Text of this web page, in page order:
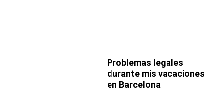
Problemas legales
durante mis vacaciones
en Barcelona